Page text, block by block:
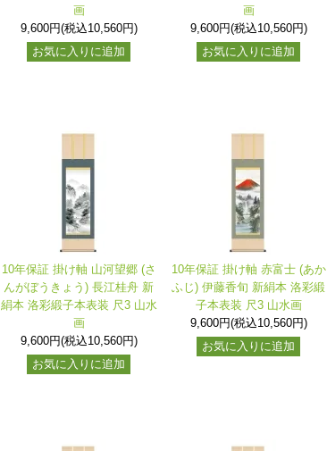
画
9,600円(税込10,560円)
お気に入りに追加
画
9,600円(税込10,560円)
お気に入りに追加
10年保証 掛け軸 山河望郷 (さ
んがぼうきょう) 長江桂舟 新
絹本 洛彩緞子本表装 尺3 山水
画
9,600円(税込10,560円)
お気に入りに追加
10年保証 掛け軸 赤富士 (あか
ふじ) 伊藤香旬 新絹本 洛彩緞
子本表装 尺3 山水画
9,600円(税込10,560円)
お気に入りに追加